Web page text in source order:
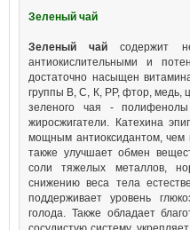
Зеленый чай
Зеленый чай содержит
антиокислительными и
достаточно насыщен
группы В, С, К, РР, фтор, медь,
зеленого чая -
жиросжигатели. Катехина
мощным антиоксидантом,
также улучшает обмен
соли тяжелых металлов,
снижению веса тела
поддерживает уровень
голода. Также обладает